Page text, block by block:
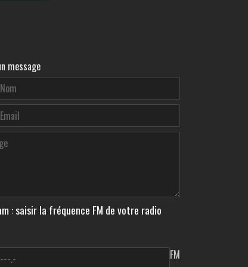
message
: saisir la fréquence FM de votre radio
FM